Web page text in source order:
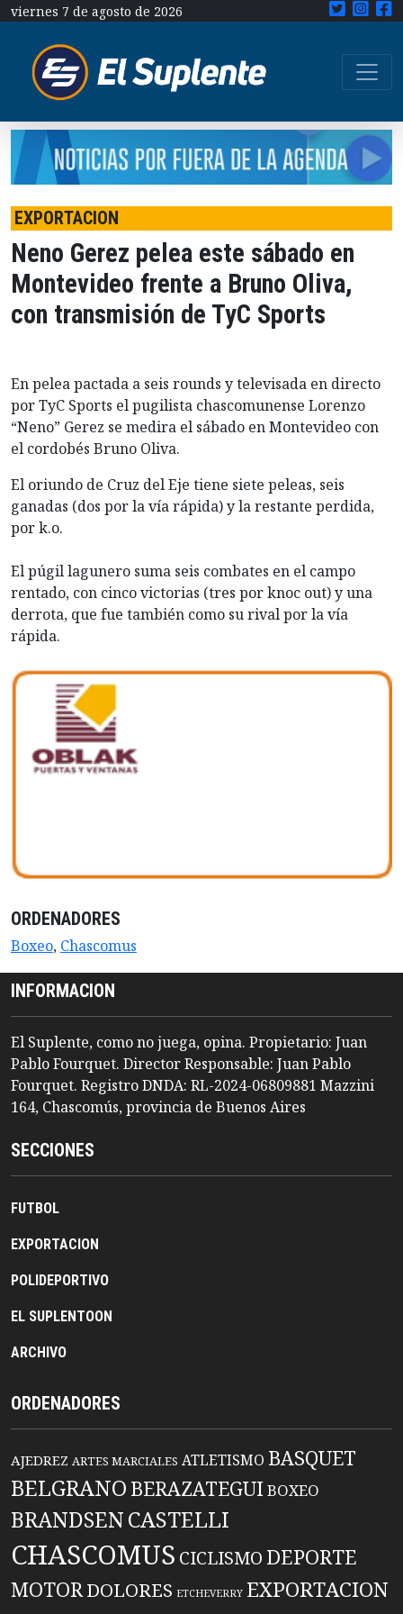
viernes 7 de agosto de 2026
EXPORTACION
Neno Gerez pelea este sábado en
Montevideo frente a Bruno Oliva,
con transmisión de TyC Sports
En pelea pactada a seis rounds y televisada en directo
por TyC Sports el pugilista chascomunense Lorenzo
“Neno” Gerez se medira el sábado en Montevideo con
el cordobés Bruno Oliva.
El oriundo de Cruz del Eje tiene siete peleas, seis
ganadas (dos por la vía rápida) y la restante perdida,
por k.o.
El púgil lagunero suma seis combates en el campo
rentado, con cinco victorias (tres por knoc out) y una
derrota, que fue también como su rival por la vía
rápida.
ORDENADORES
Boxeo, Chascomus
INFORMACION
El Suplente, como no juega, opina. Propietario: Juan
Pablo Fourquet. Director Responsable: Juan Pablo
Fourquet. Registro DNDA: RL-2024-06809881 Mazzini
164, Chascomús, provincia de Buenos Aires
SECCIONES
FUTBOL
EXPORTACION
POLIDEPORTIVO
EL SUPLENTOON
ARCHIVO
ORDENADORES
AJEDREZ ARTES MARCIALES ATLETISMO BASQUET
BELGRANO BERAZATEGUIBOXEO
BRANDSENCASTELLI
CHASCOMUS CICLISMO DEPORTE
MOTORDOLORES ETCHEVERRY EXPORTACION